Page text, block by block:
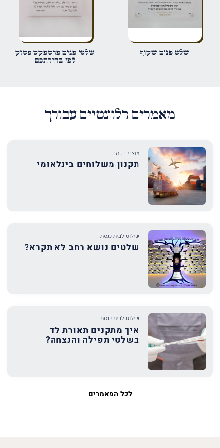
שמור בדפדפן זה את השם, האימייל והאתר שלי לפעם הבאה שאגיב.
שלט פנים שקוף
שלטי פנים פרספקס פסוק
לפי בחירתכם
מאמרים רלוונטיים עבורך
מוצרי רקמה
תקנון משלוחים בינלאומי
שילוט לבית כנסת
שלטים נושא רחב לא תקרא?
שילוט לבית כנסת
איך מתקנים תאורת לד
בשלטי תפילה והנצחה?
לכל המאמרים